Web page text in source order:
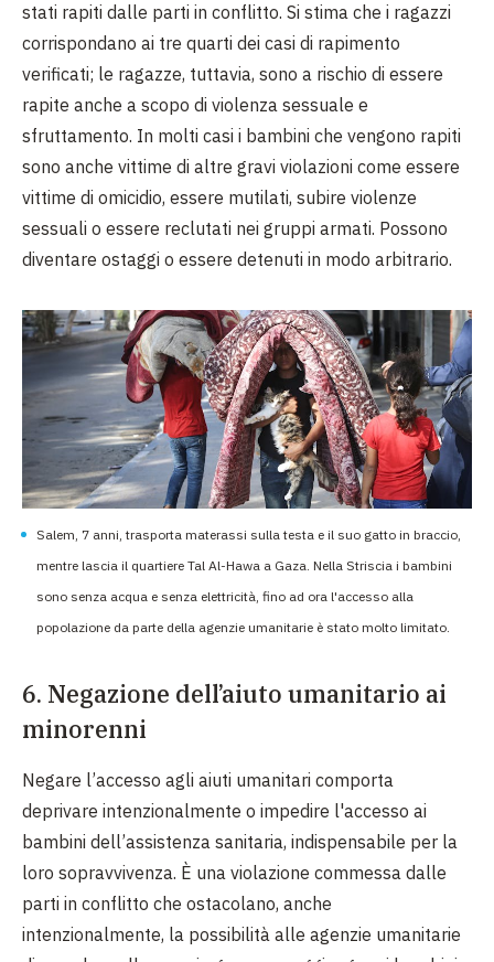
stati rapiti dalle parti in conflitto. Si stima che i ragazzi
corrispondano ai tre quarti dei casi di rapimento
verificati; le ragazze, tuttavia, sono a rischio di essere
rapite anche a scopo di violenza sessuale e
sfruttamento. In molti casi i bambini che vengono rapiti
sono anche vittime di altre gravi violazioni come essere
vittime di omicidio, essere mutilati, subire violenze
sessuali o essere reclutati nei gruppi armati. Possono
diventare ostaggi o essere detenuti in modo arbitrario.
Salem, 7 anni, trasporta materassi sulla testa e il suo gatto in braccio,
mentre lascia il quartiere Tal Al-Hawa a Gaza. Nella Striscia i bambini
sono senza acqua e senza elettricità, fino ad ora l'accesso alla
popolazione da parte della agenzie umanitarie è stato molto limitato.
6. Negazione dell’aiuto umanitario ai
minorenni
Negare l’accesso agli aiuti umanitari comporta
deprivare intenzionalmente o impedire l'accesso ai
bambini dell’assistenza sanitaria, indispensabile per la
loro sopravvivenza. È una violazione commessa dalle
parti in conflitto che ostacolano, anche
intenzionalmente, la possibilità alle agenzie umanitarie